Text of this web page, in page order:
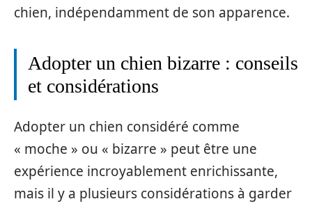
chien, indépendamment de son apparence.
Adopter un chien bizarre : conseils
et considérations
Adopter un chien considéré comme
« moche » ou « bizarre » peut être une
expérience incroyablement enrichissante,
mais il y a plusieurs considérations à garder